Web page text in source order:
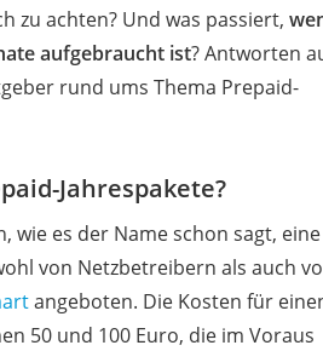
zu achten? Und was passiert,
aufgebraucht ist? Antworten
rund ums Thema Prepaid-
Jahrespakete?
wie es der Name schon sagt, eine
von Netzbetreibern als auch
angeboten. Die Kosten für
50 und 100 Euro, die im Voraus